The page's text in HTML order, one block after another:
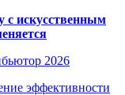
с искусственным
2026
эффективности